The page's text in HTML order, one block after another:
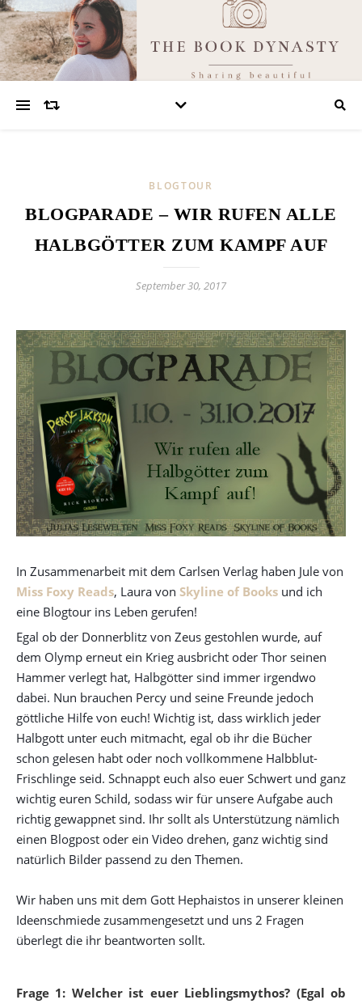
BLOGTOUR
BLOGPARADE – WIR RUFEN ALLE
HALBGÖTTER ZUM KAMPF AUF
September 30, 2017
In Zusammenarbeit mit dem Carlsen Verlag haben Jule von
Miss Foxy Reads, Laura von Skyline of Books und ich
eine Blogtour ins Leben gerufen!
Egal ob der Donnerblitz von Zeus gestohlen wurde, auf
dem Olymp erneut ein Krieg ausbricht oder Thor seinen
Hammer verlegt hat, Halbgötter sind immer irgendwo
dabei. Nun brauchen Percy und seine Freunde jedoch
göttliche Hilfe von euch! Wichtig ist, dass wirklich jeder
Halbgott unter euch mitmacht, egal ob ihr die Bücher
schon gelesen habt oder noch vollkommene Halbblut-
Frischlinge seid. Schnappt euch also euer Schwert und ganz
wichtig euren Schild, sodass wir für unsere Aufgabe auch
richtig gewappnet sind. Ihr sollt als Unterstützung nämlich
einen Blogpost oder ein Video drehen, ganz wichtig sind
natürlich Bilder passend zu den Themen.
Wir haben uns mit dem Gott Hephaistos in unserer kleinen
Ideenschmiede zusammengesetzt und uns 2 Fragen
überlegt die ihr beantworten sollt.
Frage 1: Welcher ist euer Lieblingsmythos? (Egal ob